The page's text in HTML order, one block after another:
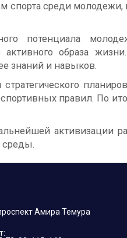
спорта среди
потенциала
образа
знаний и навыков.
правил. По
активизации
среды.
Амира Темура